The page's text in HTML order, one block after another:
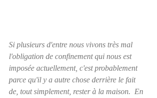
Si plusieurs d'entre nous vivons très mal
l'obligation de confinement qui nous est
imposée actuellement, c'est probablement
parce qu'il y a autre chose derrière le fait
de, tout simplement, rester à la maison.  En